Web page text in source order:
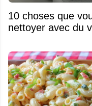
10 choses que
nettoyer avec du